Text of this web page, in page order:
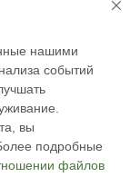
рыбалки по
нашими
событий
вы
подробные
файлов